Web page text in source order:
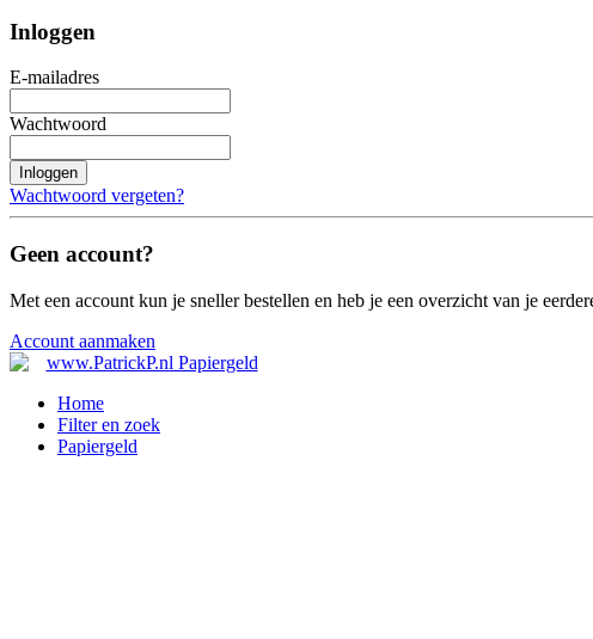
Inloggen
E-mailadres
Wachtwoord
Inloggen
Wachtwoord vergeten?
Geen account?
Met een account kun je sneller bestellen en heb je een overzicht van je
Account aanmaken
Home
Filter en zoek
Papiergeld